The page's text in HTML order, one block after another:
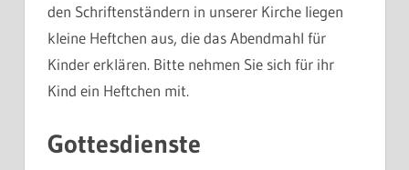
den Schriftenständern in unserer Kirche liegen
kleine Heftchen aus, die das Abendmahl für
Kinder erklären. Bitte nehmen Sie sich für ihr
Kind ein Heftchen mit.
Gottesdienste